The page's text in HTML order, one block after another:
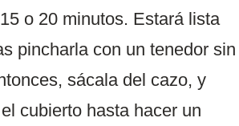
o 20 minutos. Estará lista
pincharla con un tenedor sin
sácala del cazo, y
cubierto hasta hacer un